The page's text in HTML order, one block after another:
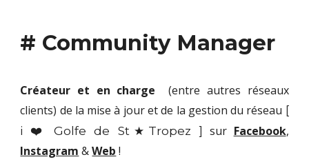
# Community Manager
Créateur et en charge(entre autres réseaux
clients) de la mise à jour et de la gestion du réseau [
i ❤️ Golfe de St★Tropez ] sur Facebook,
Instagram &Web !